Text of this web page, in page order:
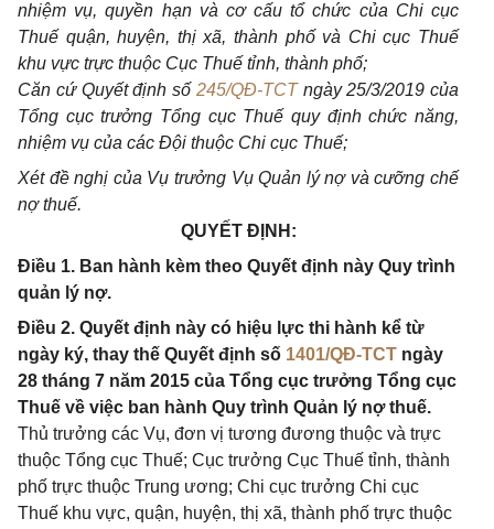
nhiệm vụ, quyền hạn và cơ cấu tổ chức của Chi cục
Thuế quận, huyện, thị xã, thành phố và Chi cục Thuế
khu vực trực thuộc Cục Thuế tỉnh, thành phố;
Căn cứ Quyết định số 245/QĐ-TCTngày 25/3/2019 của
Tổng cục trưởng Tổng cục Thuế quy định chức năng,
nhiệm vụ của các Đội thuộc Chi cục Thuế;
Xét đề nghị của Vụ trưởng Vụ Quản lý nợ và cưỡng chế
nợ thuế.
QUYẾT ĐỊNH:
Điều 1. Ban hành kèm theo Quyết định này Quy trình
quản lý nợ.
Điều 2. Quyết định này có hiệu lực thi hành kể từ
ngày ký, thay thế Quyết định số 1401/QĐ-TCT ngày
28 tháng 7 năm 2015 của Tổng cục trưởng Tổng cục
Thuế về việc ban hành Quy trình Quản lý nợ thuế.
Thủ trưởng các Vụ, đơn vị tương đương thuộc và trực
thuộc Tổng cục Thuế; Cục trưởng Cục Thuế tỉnh, thành
phố trực thuộc Trung ương; Chi cục trưởng Chi cục
Thuế khu vực, quận, huyện, thị xã, thành phố trực thuộc